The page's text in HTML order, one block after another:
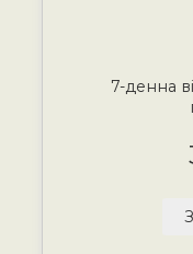
7-денна